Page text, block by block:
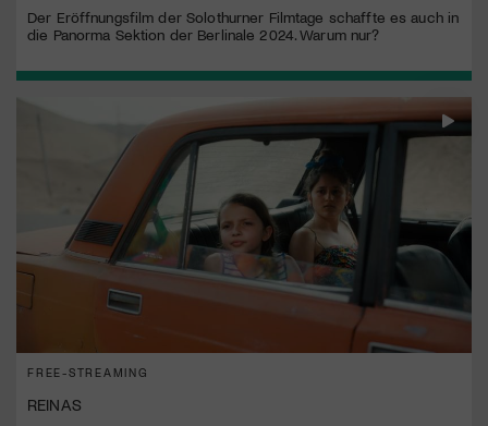
Der Eröffnungsfilm der Solothurner Filmtage schaffte es auch in
die Panorma Sektion der Berlinale 2024. Warum nur?
FREE-STREAMING
REINAS